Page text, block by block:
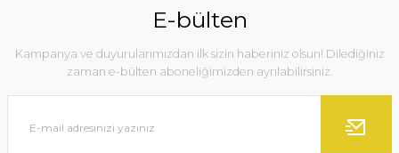
E-bülten
Kampanya ve duyurularımızdan ilk sizin haberiniz olsun! Dilediğiniz
zaman e-bülten aboneliğimizden ayrılabilirsiniz.